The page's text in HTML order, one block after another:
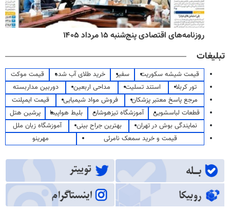
روزنامه‌های اقتصادی پنج‌شنبه ۱۵ مرداد ۱۴۰۵
تبلیغات
قیمت شیشه سکوریت سفیر خرید طلای آب شده
قیمت موکت
تور کربلا
استند تسلیت مداحی اربعین
دوربین مداربسته
مرجع پاسخ معتبر پزشکان
فروش مواد شیمیایی
قیمت ایمپلنت
قطعات لباسشویی
آموزشگاه تیزهوشان بلیط هواپیما
پرشین هتل
نمایندگی بوش در تهران
بهترین جراح بینی
آموزشگاه زبان ملل
قیمت و خرید سمعک نامرئی
مهرینو